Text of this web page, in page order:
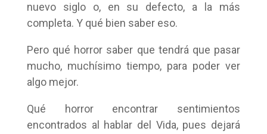
nuevo siglo o, en su defecto, a la más
completa. Y qué bien saber eso.
Pero qué horror saber que tendrá que pasar
mucho, muchísimo tiempo, para poder ver
algo mejor.
Qué horror encontrar sentimientos
encontrados al hablar del Vida, pues dejará